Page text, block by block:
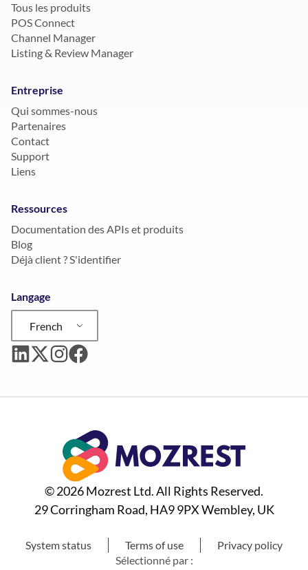
Tous les produits
POS Connect
Channel Manager
Listing & Review Manager
Entreprise
Qui sommes-nous
Partenaires
Contact
Support
Liens
Ressources
Documentation des APIs et produits
Blog
Déjà client ? S'identifier
Langage
French
© 2026 Mozrest Ltd. All Rights Reserved.
29 Corringham Road, HA9 9PX Wembley, UK
System status Terms of use
Privacy policy
Sélectionné par :